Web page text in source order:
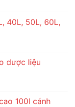
40L, 50L, 60L,
dược liệu
100l cánh